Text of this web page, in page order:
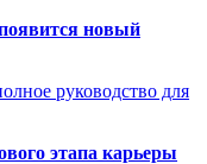
новый
руководство для
этапа карьеры